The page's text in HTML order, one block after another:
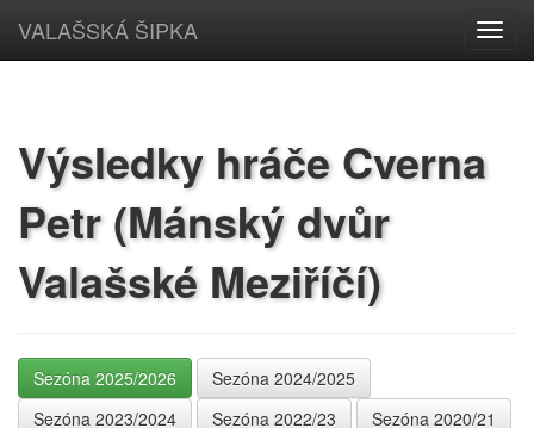
VALAŠSKÁ ŠIPKA
Výsledky hráče Cverna
Petr (Mánský dvůr
Valašské Meziříčí)
Sezóna 2025/2026
Sezóna 2024/2025
Sezóna 2023/2024
Sezóna 2022/23
Sezóna 2020/21